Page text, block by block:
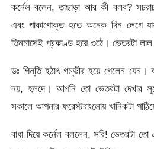
কর্নেল বলেন, তাছাড়া আর কী বলব?
এবং পাকাপোক্ত হতে অনেক দিন লেগে
তিনমাসেই প্রকাণ্ড হয়ে ওঠে। ভেতরটা
ডঃ গিন্‌তি হঠাৎ গম্ভীর হয়ে গেলেন
নয়, হলদে। আপনি তো ভেতরটা দেখার
সকালে আপনার ফরেস্টবাংলোয় খানিকটা
বাধা দিয়ে কর্নেল বললেন, সরি! ভেতরটা